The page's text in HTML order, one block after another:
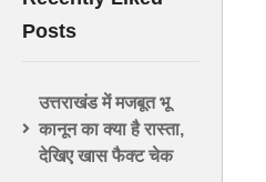
Posts
उत्तराखंड में मजबूत भू
कानून का क्या है रास्ता,
देखिए खास फैक्ट चेक